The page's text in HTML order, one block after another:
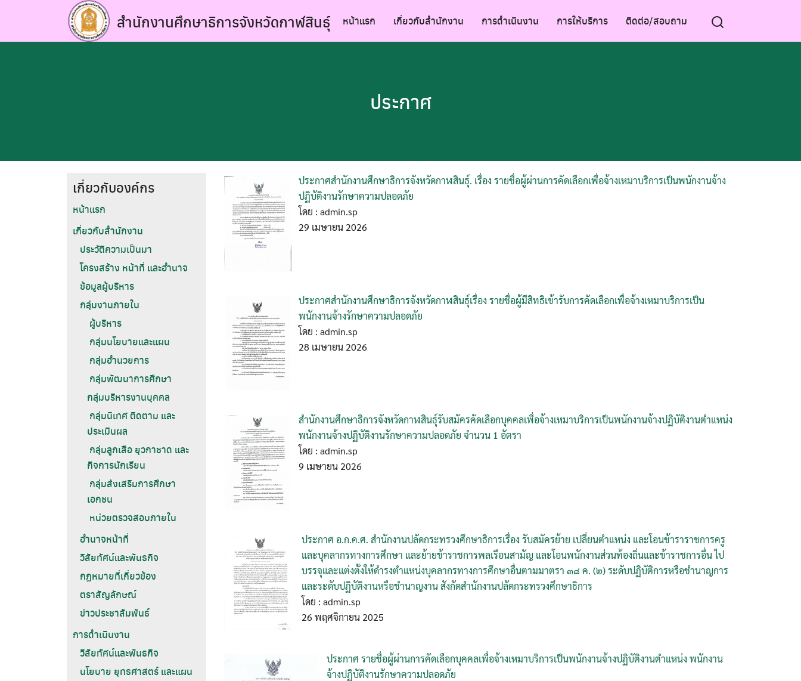
สำนักงานศึกษาธิการจังหวัดกาฬสินธุ์ หน้าแรก เกี่ยวกับสำนักงาน การดำเนินงาน การให้บริการ ติดต่อ/สอบถาม
ประกาศ
ประกาศสำนักงานศึกษาธิการจังหวัดกาฬสินธุ์. เรื่อง รายชื่อผู้ผ่านการคัดเลือกเพื่อจ้างเหมาบริการเป็นพนักงานจ้าง
ปฏิบัติงานรักษาความปลอดภัย
โดย : admin.sp
29 เมษายน 2026
ประกาศสำนักงานศึกษาธิการจังหวัดกาฬสินธุ์เรื่อง รายชื่อผู้มีสิทธิเข้ารับการคัดเลือกเพื่อจ้างเหมาบริการเป็น
พนักงานจ้างรักษาความปลอดภัย
โดย : admin.sp
28 เมษายน 2026
สำนักงานศึกษาธิการจังหวัดกาฬสินธุ์รับสมัครคัดเลือกบุคคลเพื่อจ้างเหมาบริการเป็นพนักงานจ้างปฏิบัติงานตำแหน่ง
พนักงานจ้างปฏิบัติงานรักษาความปลอดภัย จำนวน 1 อัตรา
โดย : admin.sp
9 เมษายน 2026
ประกาศ อ.ก.ค.ศ. สำนักงานปลัดกระทรวงศึกษาธิการเรื่อง รับสมัครย้าย เปลี่ยนตำแหน่ง และโอนข้าราราชการครู
และบุคลากรทางการศึกษา และย้ายข้าราชการพลเรือนสามัญ และโอนพนักงานส่วนท้องถิ่นและข้าราชการอื่น ไป
บรรจุและแต่งตั้งให้ดำรงตำแหน่งบุคลากรทางการศึกษาอื่นตามมาตรา ๓๘ ค. (๒) ระดับปฏิบัติการหรือชำนาญการ
และระดับปฏิบัติงานหรือชำนาญงาน สังกัดสำนักงานปลัดกระทรวงศึกษาธิการ
โดย : admin.sp
26 พฤศจิกายน 2025
ประกาศ รายชื่อผู้ผ่านการคัดเลือกบุคคลเพื่อจ้างเหมาบริการเป็นพนักงานจ้างปฏิบัติงานตำแหน่ง พนักงาน
จ้างปฏิบัติงานรักษาความปลอดภัย
เกี่ยวกับองค์กร
หน้าแรก
เกี่ยวกับสำนักงาน
ประวัติความเป็นมา
โครงสร้าง หน้าที่ และอำนาจ
ข้อมูลผู้บริหาร
กลุ่มงานภายใน
ผู้บริหาร
กลุ่มนโยบายและแผน
กลุ่มอำนวยการ
กลุ่มพัฒนาการศึกษา
กลุ่มบริหารงานบุคคล
กลุ่มนิเทศ ติดตาม และ
ประเมินผล
กลุ่มลูกเสือ ยุวกาชาด และ
กิจการนักเรียน
กลุ่มส่งเสริมการศึกษา
เอกชน
หน่วยตรวจสอบภายใน
อำนาจหน้าที่
วิสัยทัศน์และพันธกิจ
กฏหมายที่เกี่ยวข้อง
ตราสัญลักษณ์
ข่าวประชาสัมพันธ์
การดำเนินงาน
วิสัยทัศน์และพันธกิจ
นโยบาย ยุทธศาสตร์ และแผน